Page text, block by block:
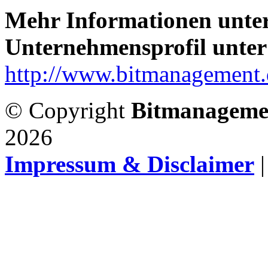
Mehr Informationen
Unternehmensprofil unter
http://
© Copyright
2026
Impressum & Disclaimer